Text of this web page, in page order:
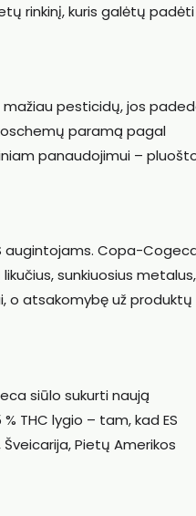
rinkinį, kuris galėtų padėti
pesticidų, jos
paramą pagal
panaudojimui –
augintojams. Copa-
sunkiuosius metalus,
o atsakomybę už produktų
siūlo sukurti naują
THC lygio – tam, kad ES
Pietų Amerikos